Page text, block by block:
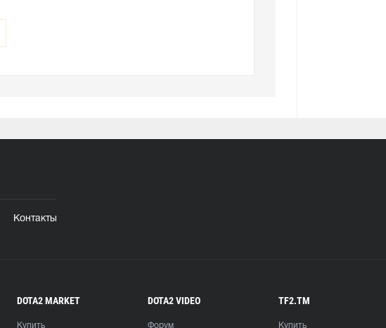
Контакты
DOTA2 MARKET
Купить
DOTA2 VIDEO
Форум
TF2.TM
Купить